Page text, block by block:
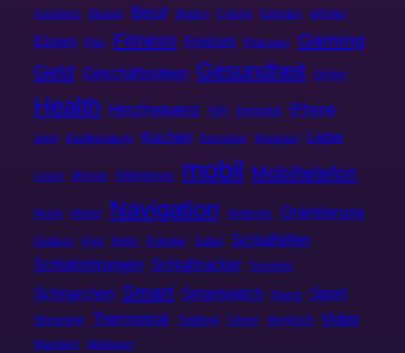
Assistenz Beauty Beruf Braten Cyborg Dünsten eRoller
Essen Film Fitness Freizeit Friteusen
Gaming
Geld Geschäftsideen Gesundheit Grillen
Health Herzfrequenz HiFi Implantat iPhone
Jagd Kaufberatung Kochen Konsolen Kreislauf Liebe
Luxus Minicar Mittelklasse mobil Mobiltelefon
Musik Möbel Navigation Nintendo Orientierung
Outdoor Pilot Retro Roboter Safari
Schlafhilfen
Schlafstörungen Schlaftracker Schmerz
Schnarchen Smart Smartwatch Space Sport
Streaming Thermostat Trekking Uhren Vergleich Video
Wandern Weltraum